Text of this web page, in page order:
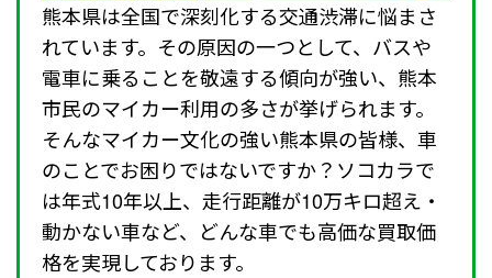
熊本県は全国で深刻化する交通渋滞に悩まさ
れています。その原因の一つとして、バスや
電車に乗ることを敬遠する傾向が強い、熊本
市民のマイカー利用の多さが挙げられます。
そんなマイカー文化の強い熊本県の皆様、車
のことでお困りではないですか？ソコカラで
は年式10年以上、走行距離が10万キロ超え・
動かない車など、どんな車でも高価な買取価
格を実現しております。